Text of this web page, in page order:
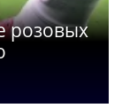
розовых